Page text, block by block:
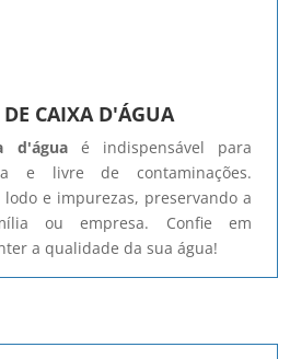
CAIXA D'ÁGUA
d'águaé indispensável para
e livre de contaminações.
lodo e impurezas, preservando a
ou empresa. Confie em
a qualidade da sua água!